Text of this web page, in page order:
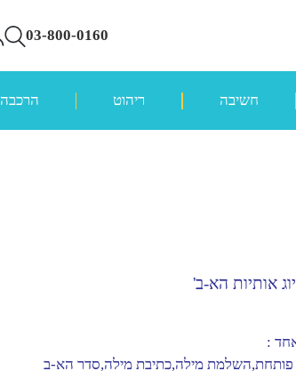
03-800-0160
חשיבה ריהוט הרכבה
אותיות הא-ב'
פותחת,השלמת מילה,כתיבת מילה,סדר הא-ב